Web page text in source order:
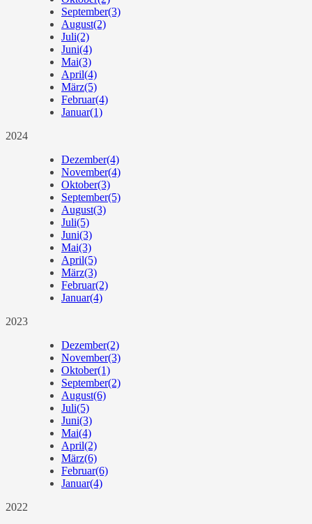
September(3)
August(2)
Juli(2)
Juni(4)
Mai(3)
April(4)
März(5)
Februar(4)
Januar(1)
2024
Dezember(4)
November(4)
Oktober(3)
September(5)
August(3)
Juli(5)
Juni(3)
Mai(3)
April(5)
März(3)
Februar(2)
Januar(4)
2023
Dezember(2)
November(3)
Oktober(1)
September(2)
August(6)
Juli(5)
Juni(3)
Mai(4)
April(2)
März(6)
Februar(6)
Januar(4)
2022